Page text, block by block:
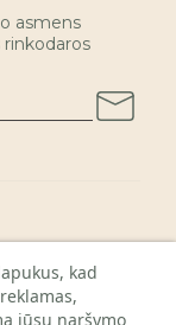
asmens
kad
jūsų naršymo